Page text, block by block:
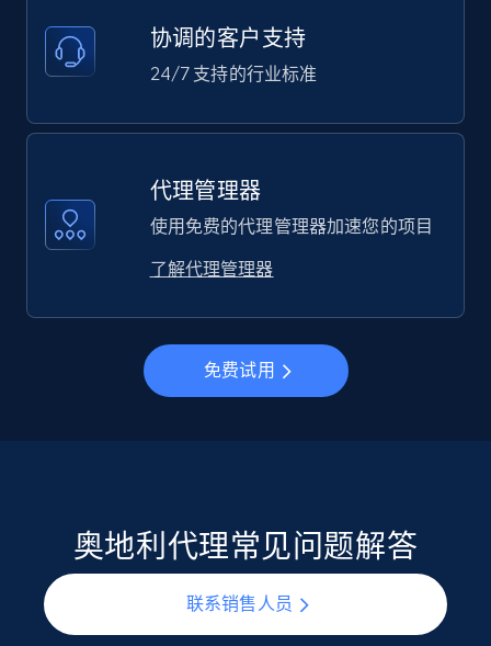
协调的客户支持
24/7 支持的行业标准
代理管理器
使用免费的代理管理器加速您的项目
了解代理管理器
免费试用
奥地利代理常见问题解答
联系销售人员